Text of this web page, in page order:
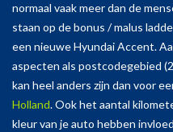
normaal vaak meer dan de
staan op de bonus / malus
een nieuwe Hyundai Accent.
aspecten als postcodegebied
kan heel anders zijn dan voor
Holland. Ook het aantal
kleur van je auto hebben